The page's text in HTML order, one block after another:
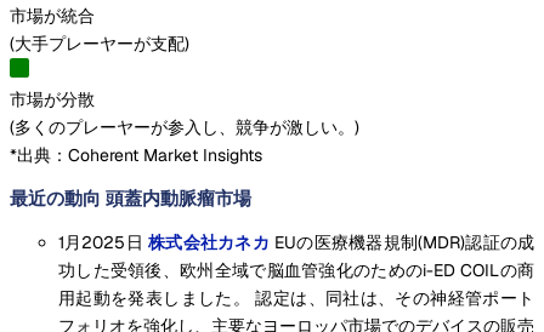
市場が統合
(大手プレーヤーが支配)
市場が分散
(多くのプレーヤーが参入し、競争が激しい。 )
*出典：Coherent Market Insights
最近の動向 頭蓋内動脈瘤市場
1月2025日株式会社カネカ EUの医療機器規制(MDR)認証の成
功した受領後、欧州全域で脳血管強化のためのi-ED COILの商
用起動を発表しました。 認定は、同社は、その神経管ポート
フォリオを強化し、主要なヨーロッパ市場でのデバイスの販売